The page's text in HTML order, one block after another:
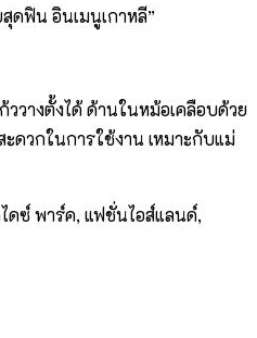
ดฟิน อินเมนูเกาหลี”
วางตั้งได้ ด้านในหม้อเคลือบด้วย
ดวกในการใช้งาน เหมาะกับแม่
ดซ์ พาร์ค, แฟชั่นไอส์แลนด์,